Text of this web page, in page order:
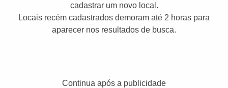
cadastrar um novo local.
Locais recém cadastrados demoram até 2 horas para
aparecer nos resultados de busca.
Continua após a publicidade